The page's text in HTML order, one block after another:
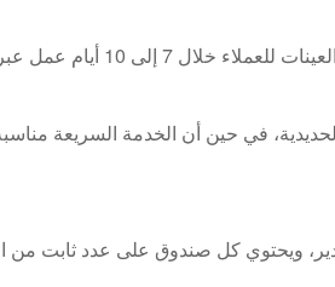
في حين أن الخدمة السريعة مناسبة
ويحتوي كل صندوق على عدد ثابت من